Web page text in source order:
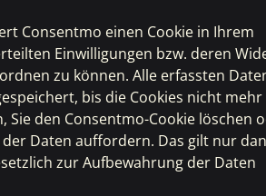
Consentmo einen Cookie in Ihrem
Einwilligungen bzw. deren
zu können. Alle erfassten
bis die Cookies nicht mehr
Sie den Consentmo-Cookie löschen
Daten auffordern. Das gilt nur
zur Aufbewahrung der Daten